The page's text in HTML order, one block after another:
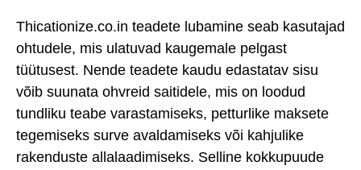
Thicationize.co.in teadete lubamine seab kasutajad
ohtudele, mis ulatuvad kaugemale pelgast
tüütusest. Nende teadete kaudu edastatav sisu
võib suunata ohvreid saitidele, mis on loodud
tundliku teabe varastamiseks, petturlike maksete
tegemiseks surve avaldamiseks või kahjulike
rakenduste allalaadimiseks. Selline kokkupuude